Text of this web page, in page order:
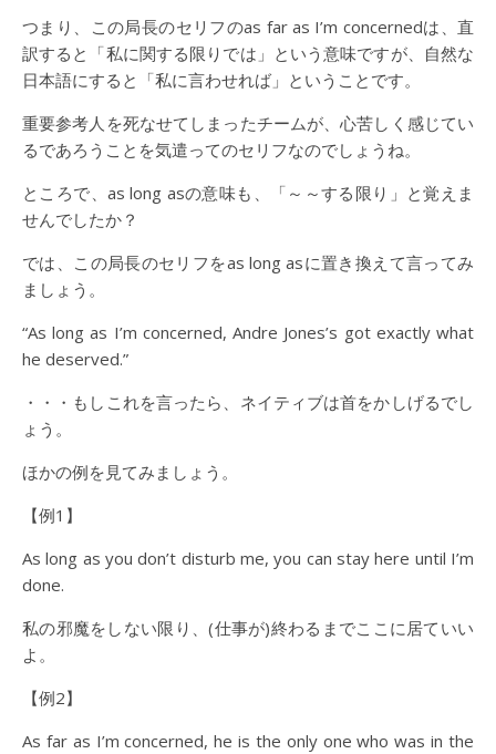
つまり、この局長のセリフのas far as I’m concernedは、直
訳すると「私に関する限りでは」という意味ですが、自然な
日本語にすると「私に言わせれば」ということです。
重要参考人を死なせてしまったチームが、心苦しく感じてい
るであろうことを気遣ってのセリフなのでしょうね。
ところで、as long asの意味も、「～～する限り」と覚えま
せんでしたか？
では、この局長のセリフをas long asに置き換えて言ってみ
ましょう。
“As long as I’m concerned, Andre Jones’s got exactly what
he deserved.”
・・・もしこれを言ったら、ネイティブは首をかしげるでし
ょう。
ほかの例を見てみましょう。
【例1】
As long as you don’t disturb me, you can stay here until I’m
done.
私の邪魔をしない限り、(仕事が)終わるまでここに居ていい
よ。
【例2】
As far as I’m concerned, he is the only one who was in the